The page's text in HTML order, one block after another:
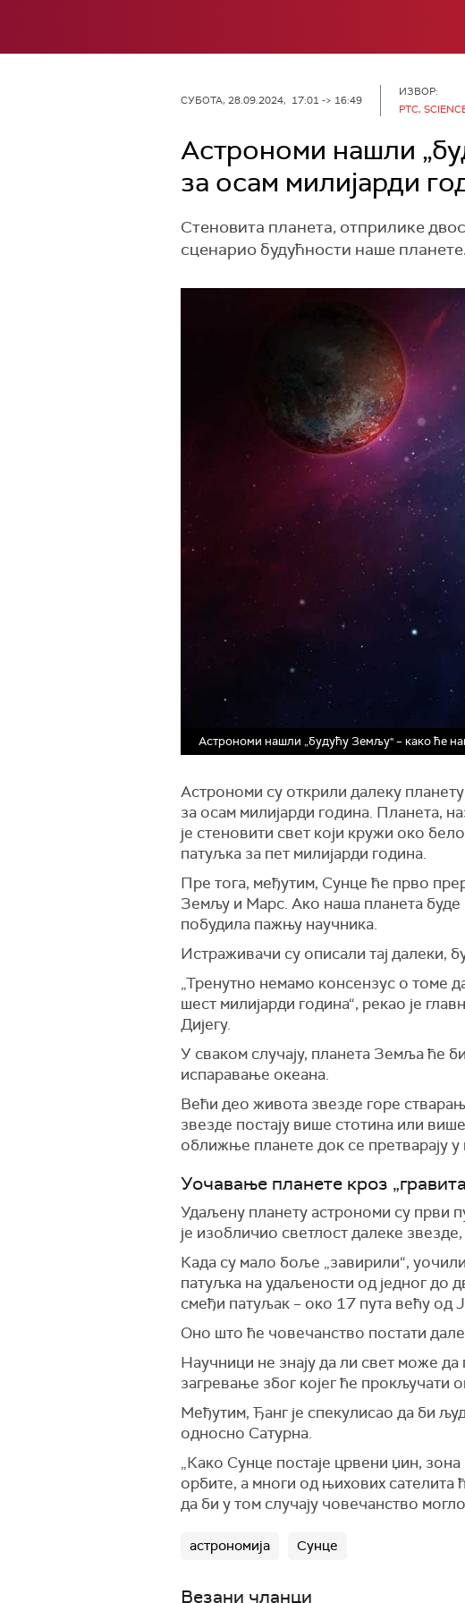
СУБОТА, 28.09.2024, 17:01 -> 16:49
ИЗВОР:
РТС,
Астрономи нашли
за осам милијарди
Стеновита планета, отприлике
сценарио будућности наше планете.
Астрономи нашли „будућу Земљу" – како ће
Астрономи су открили далеку
за осам милијарди година. Планета,
је стеновити свет који кружи око
патуљка за пет милијарди година.
Пре тога, међутим, Сунце ће прво
Земљу и Марс. Ако наша планета буде
побудила пажњу научника.
Истраживачи су описали тај далеки,
„Тренутно немамо консензус о томе
шест милијарди година“, рекао је
Дијегу.
У сваком случају, планета Земља ће
испаравање океана.
Већи део живота звезде горе
звезде постају више стотина или
оближње планете док се претварају
Уочавање планете кроз
Удаљену планету астрономи су први
је изобличио светлост далеке
Када су мало боље „завирили“,
патуљка на удаљености од једног
смеђи патуљак – око 17 пута већу од
Оно што ће човечанство постати
Научници не знају да ли свет може
загревање због којег ће прокључати
Међутим, Ђанг је спекулисао да би
односно Сатурна.
„Како Сунце постаје црвени џин,
орбите, а многи од њихових сателита
да би у том случају човечанство
астрономија Сунце
Везани чланци